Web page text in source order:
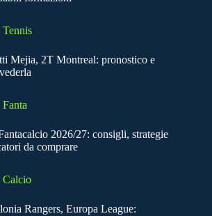
Tennis
Mejia, 2T Montreal: pronostico e
Fanta
2026/27: consigli, strategie
da comprare
Calcio
Rangers, Europa League: